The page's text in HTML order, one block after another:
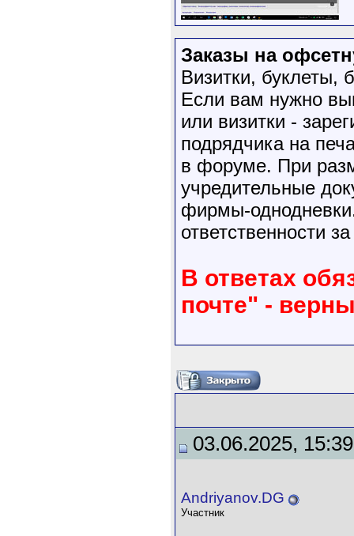
Заказы на
Визитки, буклеты,
Если вам нужно
или визитки -
подрядчика на
в форуме. При
учредительные
фирмы-
ответственности
В ответах
почте" -
03.06.2025, 15:39
Andriyanov.DG
Участник